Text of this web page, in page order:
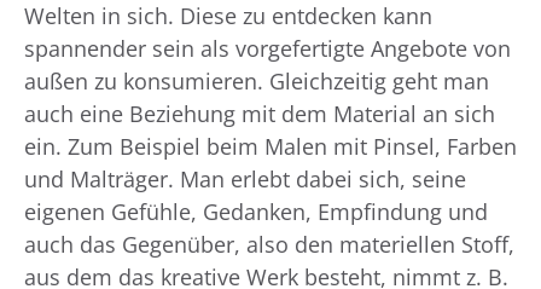
Welten in sich. Diese zu entdecken kann
spannender sein als vorgefertigte Angebote von
außen zu konsumieren. Gleichzeitig geht man
auch eine Beziehung mit dem Material an sich
ein. Zum Beispiel beim Malen mit Pinsel, Farben
und Malträger. Man erlebt dabei sich, seine
eigenen Gefühle, Gedanken, Empfindung und
auch das Gegenüber, also den materiellen Stoff,
aus dem das kreative Werk besteht, nimmt z. B.